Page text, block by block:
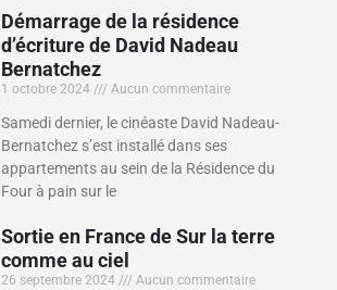
Démarrage de la résidence
d’écriture de David Nadeau
Bernatchez
1 octobre 2024 Aucun commentaire
Samedi dernier, le cinéaste David Nadeau-
Bernatchez s’est installé dans ses
appartements au sein de la Résidence du
Four à pain sur le
Sortie en France de Sur la terre
comme au ciel
26 septembre 2024 Aucun commentaire